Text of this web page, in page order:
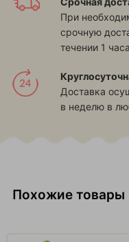
При
срочную
течении 1
Доставка
в неделю в
Похожие товары